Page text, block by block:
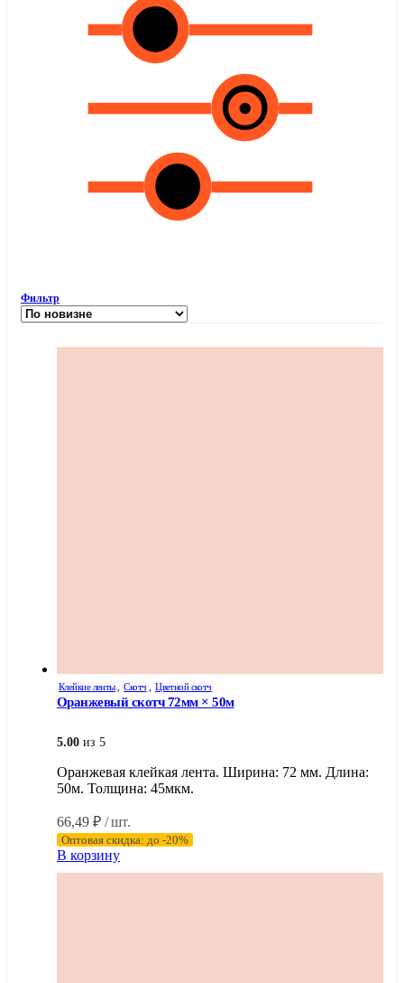
Фильтр
Клейкие ленты, Скотч , Цветной скотч
Оранжевый скотч 72мм × 50м
5.00 из 5
Оранжевая клейкая лента. Ширина: 72 мм. Длина:
50м. Толщина: 45мкм.
66,49 ₽ / шт.
Оптовая скидка: до -20%
В корзину